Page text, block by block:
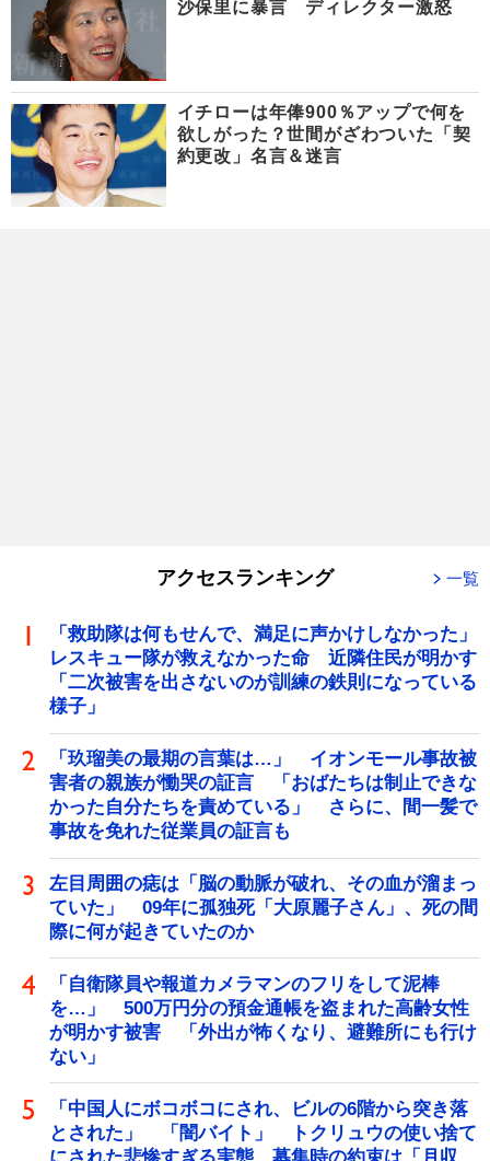
沙保里に暴言 ディレクター激怒
イチローは年俸900％アップで何を
欲しがった？世間がざわついた「契
約更改」名言＆迷言
アクセスランキング 一覧
「救助隊は何もせんで、満足に声かけしなかった」
レスキュー隊が救えなかった命 近隣住民が明かす
「二次被害を出さないのが訓練の鉄則になっている
様子」
「玖瑠美の最期の言葉は…」 イオンモール事故被
害者の親族が慟哭の証言 「おばたちは制止できな
かった自分たちを責めている」 さらに、間一髪で
事故を免れた従業員の証言も
左目周囲の痣は「脳の動脈が破れ、その血が溜まっ
ていた」 09年に孤独死「大原麗子さん」、死の間
際に何が起きていたのか
「自衛隊員や報道カメラマンのフリをして泥棒
を…」 500万円分の預金通帳を盗まれた高齢女性
が明かす被害 「外出が怖くなり、避難所にも行け
ない」
「中国人にボコボコにされ、ビルの6階から突き落
とされた」 「闇バイト」 トクリュウの使い捨て